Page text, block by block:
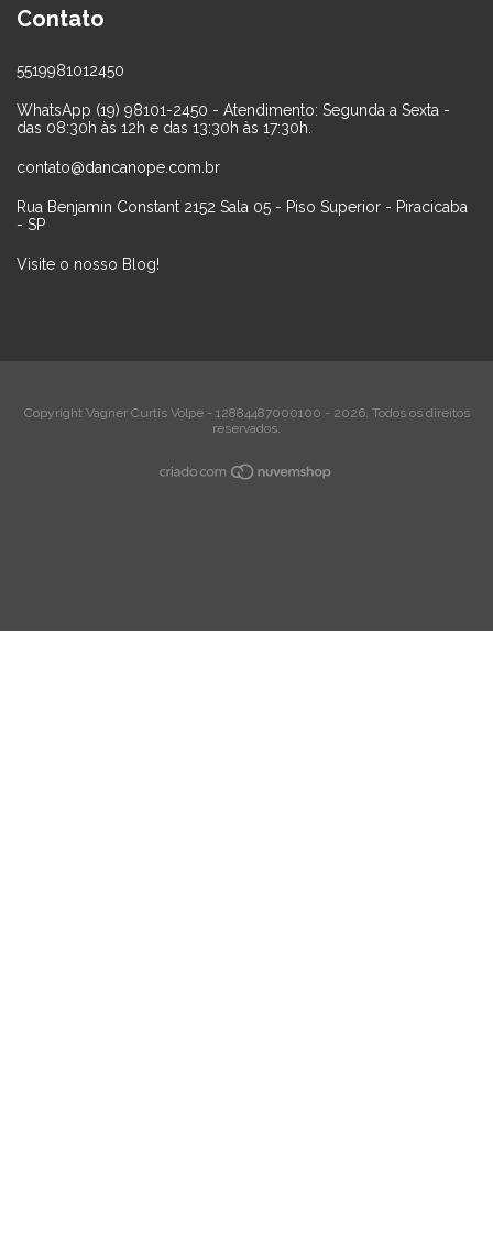
Contato
5519981012450
WhatsApp (19) 98101-2450 - Atendimento: Segunda a Sexta -
das 08:30h às 12h e das 13:30h às 17:30h.
contato@dancanope.com.br
Rua Benjamin Constant 2152 Sala 05 - Piso Superior - Piracicaba
- SP
Visite o nosso Blog!
Copyright Vagner Curtis Volpe - 12884487000100 - 2026. Todos os direitos
reservados.